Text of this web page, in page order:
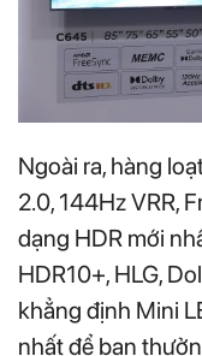
Ngoài ra, hàng
2.0, 144Hz VRR,
dạng HDR mới
HDR10+, HLG,
khẳng định Mini
nhất để bạn